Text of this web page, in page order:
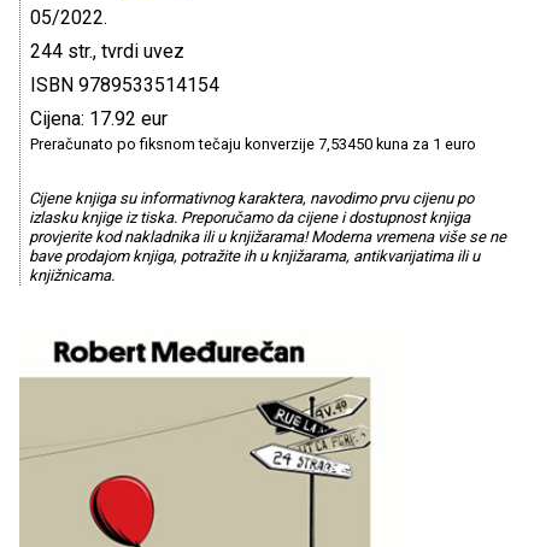
05/2022.
244 str., tvrdi uvez
ISBN 9789533514154
Cijena: 17.92 eur
Preračunato po fiksnom tečaju konverzije 7,53450 kuna za 1 euro
Cijene knjiga su informativnog karaktera, navodimo prvu cijenu po
izlasku knjige iz tiska. Preporučamo da cijene i dostupnost knjiga
provjerite kod nakladnika ili u knjižarama! Moderna vremena više se ne
bave prodajom knjiga, potražite ih u knjižarama, antikvarijatima ili u
knjižnicama.